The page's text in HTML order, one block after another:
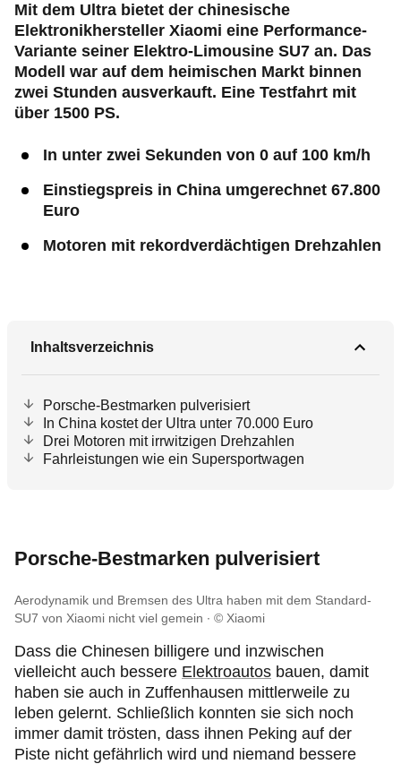
Mit dem Ultra bietet der chinesische
Elektronikhersteller Xiaomi eine Performance-
Variante seiner Elektro-Limousine SU7 an. Das
Modell war auf dem heimischen Markt binnen
zwei Stunden ausverkauft. Eine Testfahrt mit
über 1500 PS.
In unter zwei Sekunden von 0 auf 100 km/h
Einstiegspreis in China umgerechnet 67.800
Euro
Motoren mit rekordverdächtigen Drehzahlen
Inhaltsverzeichnis
Porsche-Bestmarken pulverisiert
In China kostet der Ultra unter 70.000 Euro
Drei Motoren mit irrwitzigen Drehzahlen
Fahrleistungen wie ein Supersportwagen
Porsche-Bestmarken pulverisiert
Aerodynamik und Bremsen des Ultra haben mit dem Standard-
SU7 von Xiaomi nicht viel gemein
© Xiaomi
Dass die Chinesen billigere und inzwischen
vielleicht auch bessere Elektroautos bauen, damit
haben sie auch in Zuffenhausen mittlerweile zu
leben gelernt. Schließlich konnten sie sich noch
immer damit trösten, dass ihnen Peking auf der
Piste nicht gefährlich wird und niemand bessere